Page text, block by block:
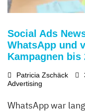
Social Ads
WhatsApp und
Kampagnen bis
Patricia Zschäck
Advertising
WhatsApp war